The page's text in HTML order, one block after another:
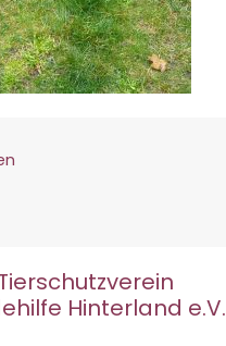
Hinterland e.V.